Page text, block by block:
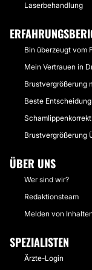
Laserbehandlung
Bin überzeugt vom
Mein Vertrauen in
Brustvergrößerung
Beste
Brustvergrößerung
ÜBER UNS
Wer sind wir?
Redaktionsteam
Melden von
SPEZIALISTEN
Ärzte-Login